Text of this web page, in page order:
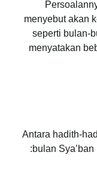
menyebut akan
seperti bulan-
menyatakan
Antara hadith-
bulan